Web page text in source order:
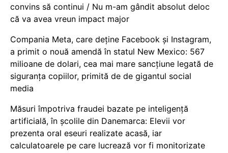
convins să continui / Nu m-am gândit absolut deloc
că va avea vreun impact major
Compania Meta, care deține Facebook și Instagram,
a primit o nouă amendă în statul New Mexico: 567
milioane de dolari, cea mai mare sancțiune legată de
siguranța copiilor, primită de de gigantul social
media
Măsuri împotriva fraudei bazate pe inteligență
artificială, în școlile din Danemarca: Elevii vor
prezenta oral eseuri realizate acasă, iar
calculatoarele pe care lucrează vor fi monitorizate